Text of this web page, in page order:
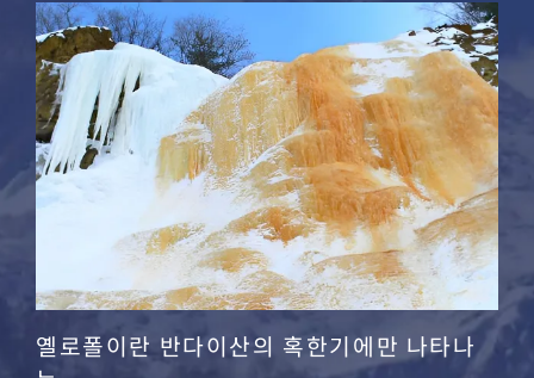
옐로폴이란 반다이산의 혹한기에만 나타나